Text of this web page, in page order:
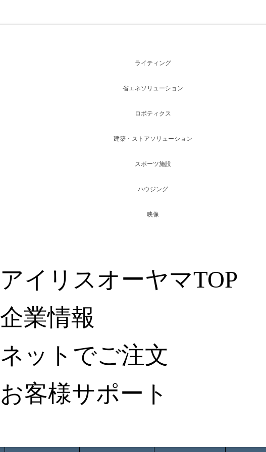
アイリスオーヤマTOP
企業情報
ネットでご注文
お客様サポート
ライティング
省エネソリューション
ロボティクス
建築・ストアソリューション
スポーツ施設
ハウジング
映像